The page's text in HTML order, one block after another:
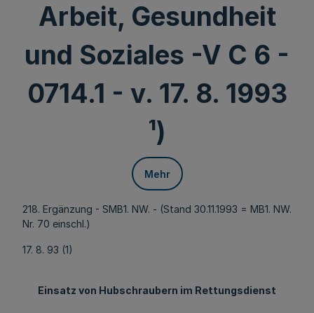
Arbeit, Gesundheit
und Soziales -V C 6 -
0714.1 - v. 17. 8. 1993
¹)
Mehr
218. Ergänzung - SMB1. NW. - (Stand 30.11.1993 = MB1. NW.
Nr. 70 einschl.)
17. 8. 93 (1)
Einsatz von Hubschraubern im Rettungsdienst